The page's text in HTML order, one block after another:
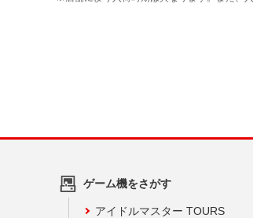
ゲーム機をさがす
アイドルマスター TOURS